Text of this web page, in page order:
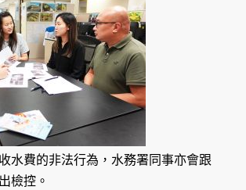
水費的非法行為，水務署同事亦會跟
檢控。